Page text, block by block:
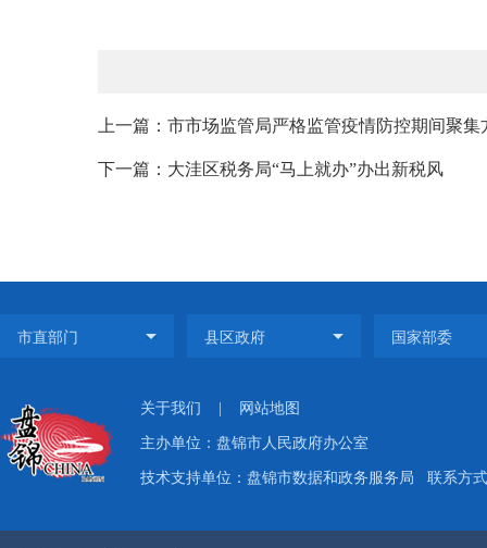
上一篇：市市场监管局严格监管疫情防控期间聚
下一篇：大洼区税务局“马上就办”办出新税风
关于我们 网站地图
主办单位：盘锦市人民政府办公室
技术支持单位：盘锦市数据和政务服务局 联系方